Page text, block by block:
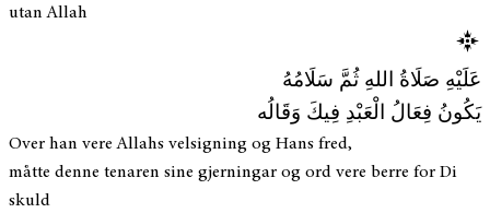
utan Allah
عَلَيْهِ صَلَاةُ اللهِ ثُمَّ سَلَامُهُ
يَكُونُ فِعَالُ الْعَبْدِ فِيكَ وَقَالُه
Over han vere Allahs velsigning og Hans fred,
måtte denne tenaren sine gjerningar og ord vere berre for Di
skuld